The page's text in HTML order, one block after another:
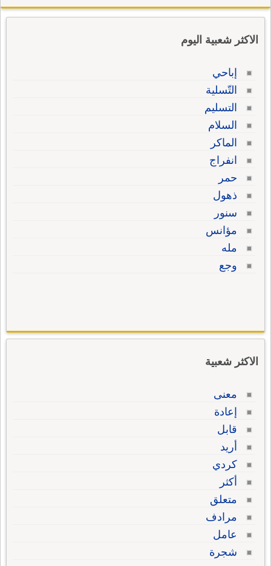
الاكثر شعبية اليوم
إباحي
التّسلية
التسليم
السلام
الماكر
انفراج
حمر
ذهول
سنور
مؤانس
مله
وجع
الاكثر شعبية
معنى
إعادة
قابل
أريد
كردي
أكثر
متعلق
مرادف
عامل
شجرة